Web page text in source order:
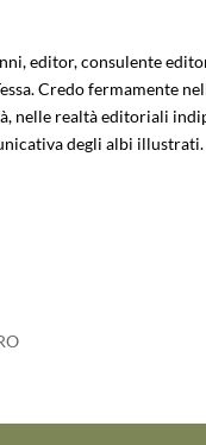
editor, consulente
Credo fermamente
nelle realtà editoriali
degli albi illustrati.